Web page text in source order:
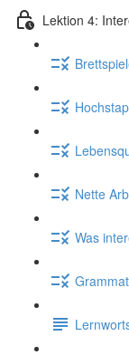
Lektion 4:
Nette
Was